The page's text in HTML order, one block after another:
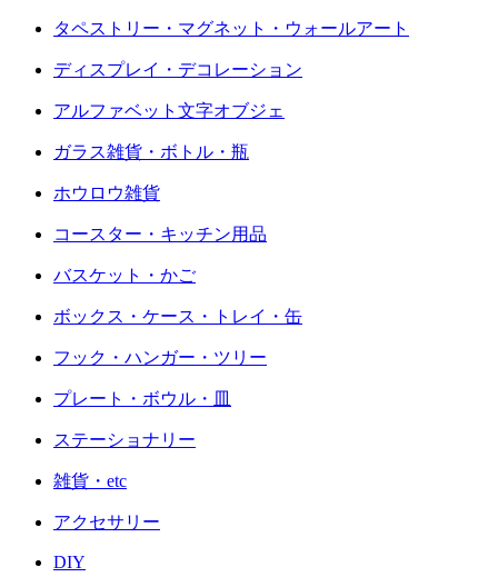
タペストリー・マグネット・ウォールアート
ディスプレイ・デコレーション
アルファベット文字オブジェ
ガラス雑貨・ボトル・瓶
ホウロウ雑貨
コースター・キッチン用品
バスケット・かご
ボックス・ケース・トレイ・缶
フック・ハンガー・ツリー
プレート・ボウル・皿
ステーショナリー
雑貨・etc
アクセサリー
DIY